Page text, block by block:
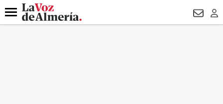
DESTACADO
Menú